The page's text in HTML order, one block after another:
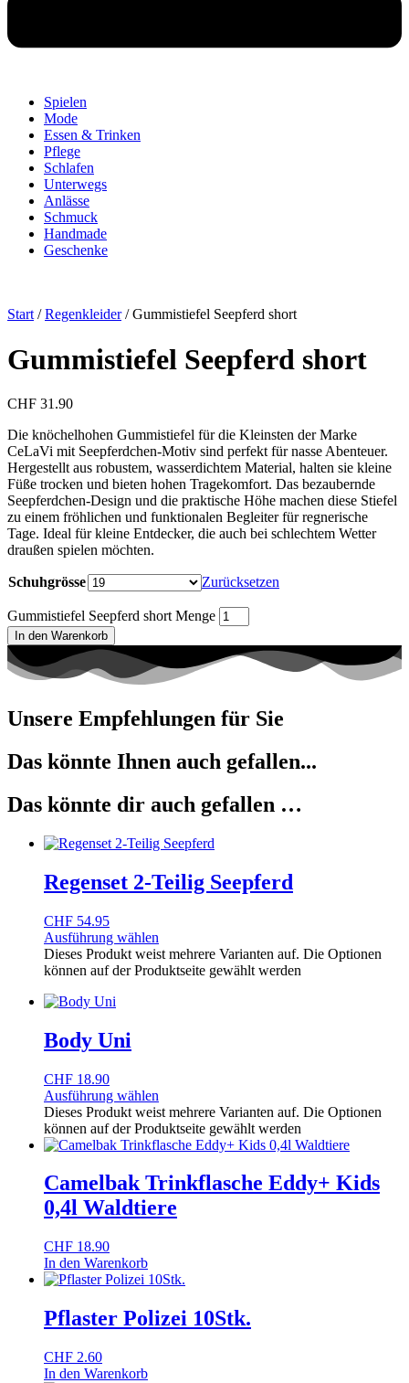
Spielen
Mode
Essen & Trinken
Pflege
Schlafen
Unterwegs
Anlässe
Schmuck
Handmade
Geschenke
Start /Regenkleider/ Gummistiefel Seepferd short
Gummistiefel Seepferd short
CHF 31.90
Die knöchelhohen Gummistiefel für die Kleinsten der Marke
CeLaVi mit Seepferdchen-Motiv sind perfekt für nasse Abenteuer.
Hergestellt aus robustem, wasserdichtem Material, halten sie kleine
Füße trocken und bieten hohen Tragekomfort. Das bezaubernde
Seepferdchen-Design und die praktische Höhe machen diese Stiefel
zu einem fröhlichen und funktionalen Begleiter für regnerische
Tage. Ideal für kleine Entdecker, die auch bei schlechtem Wetter
draußen spielen möchten.
Schuhgrösse Zurücksetzen
Gummistiefel Seepferd short Menge
In den Warenkorb
Unsere Empfehlungen für Sie
Das könnte Ihnen auch gefallen...
Das könnte dir auch gefallen …
Regenset 2-Teilig Seepferd
CHF 54.95
Ausführung wählen
Dieses Produkt weist mehrere Varianten auf. Die Optionen
können auf der Produktseite gewählt werden
Body Uni
CHF 18.90
Ausführung wählen
Dieses Produkt weist mehrere Varianten auf. Die Optionen
können auf der Produktseite gewählt werden
Camelbak Trinkflasche Eddy+ Kids
0,4l Waldtiere
CHF 18.90
In den Warenkorb
Pflaster Polizei 10Stk.
CHF 2.60
In den Warenkorb